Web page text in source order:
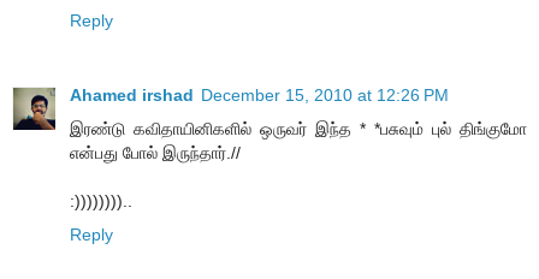
Reply
Ahamed irshad December 15, 2010 at 12:26 PM
இரண்டு கவிதாயினிகளில் ஒருவர் இந்த * *பசுவும் புல் திங்குமோ
என்பது போல் இருந்தார்.//
:))))))))..
Reply